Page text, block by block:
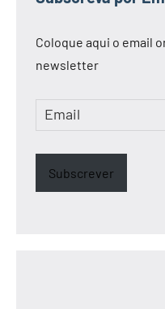
Coloque aqui o email
newsletter
Email
Subscrever